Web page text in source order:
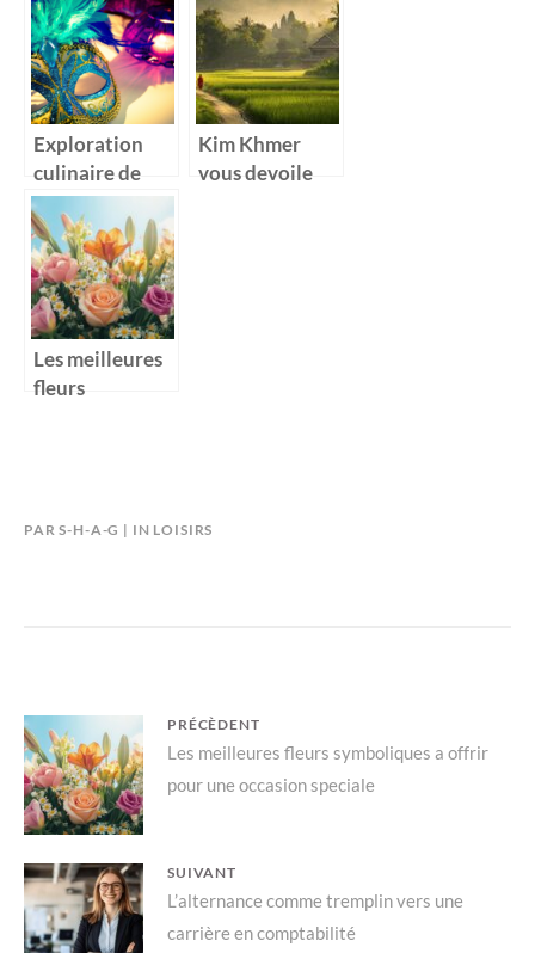
pour recevoir
ses amis ?
gonflable
Exploration
culinaire de
mardi gras :
saveurs du
monde entier
Kim Khmer
vous devoile
Les meilleures
fleurs
PARS-H-A-G IN LOISIRS
Navigation
de
l’article
PRÉCÈDENT
Previous
post:
Les meilleures fleurs symboliques a offrir
pour une occasion speciale
SUIVANT
Next
post:
L’alternance comme tremplin vers une
carrière en comptabilité